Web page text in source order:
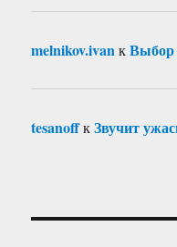
melnikov.ivanкВыбор
tesanoffкЗвучит